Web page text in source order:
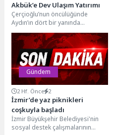
Akbük’e Dev Ulaşım Yatırımı
Çerçioğlu’nun öncülüğünde
Aydın’ın dört bir yanında
gerçekleştirilen çalışmalar devam
ediyor. Aydın Büyükşehir Belediye
Başkanı Özlem...
Gündem
2 Hf. Önce 2
İzmir’de yaz piknikleri
coşkuyla başladı
İzmir Büyükşehir Belediyesi'nin
sosyal destek çalışmalarının